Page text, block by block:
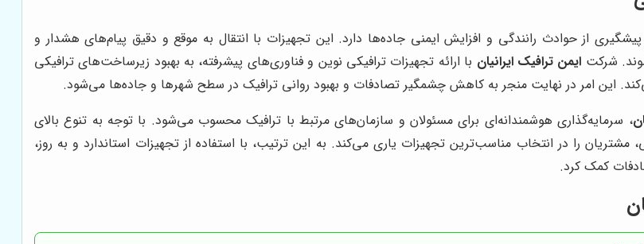
از حوادث رانندگی و افزایش ایمنی جاده‌ها دارد. این تجهیزات با انتقال به موقع و دقیق پیام‌های هشدار و
شرکت ایمن ترافیک ایرانیان با ارائه تجهیزات ترافیکی نوین و فناوری‌های پیشرفته، به بهبود زیرساخت‌های ترافیکی
این امر در نهایت منجر به کاهش چشمگیر تصادفات و بهبود روانی ترافیک در سطح شهرها و جاده‌ها می‌شود.
، سرمایه‌گذاری هوشمندانه‌ای برای مسئولان و سازمان‌های مرتبط با ترافیک محسوب می‌شود. با توجه به تنوع بالای
را در انتخاب مناسب‌ترین تجهیزات یاری می‌کند. به این ترتیب، با استفاده از تجهیزات استاندارد و به روز،
کمک کرد.